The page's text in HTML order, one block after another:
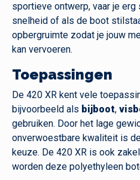
sportieve ontwerp, vaar je
snelheid of als de boot
opbergruimte zodat je jouw
kan vervoeren.
Toepassingen
De 420 XR kent vele
bijvoorbeeld als bijboot,
gebruiken. Door het lage
onverwoestbare kwaliteit is
keuze. De 420 XR is ook
worden deze polyethyleen